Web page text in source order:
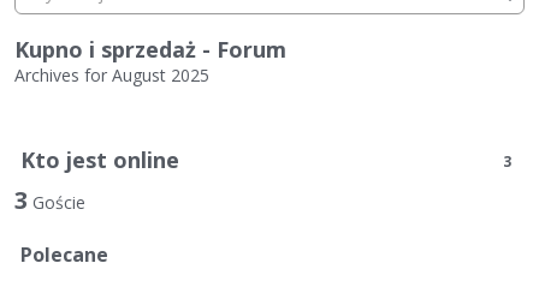
e
m
e
n
Dyskusje
Aktywność
Kupno i sprzedaż - Forum
Archives for August 2025
s
t
d
Kto jest online 3
3 Goście
Polecane